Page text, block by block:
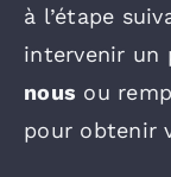
à l’étape
intervenir un
nous ou
pour obtenir